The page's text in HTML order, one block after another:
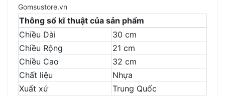
Gomsustore.vn
Thông số kĩ thuật của sản phẩm
Chiều Dài
30 cm
Chiều Rộng
21 cm
Chiều Cao
32 cm
Chất liệu
Nhựa
Xuất xứ
Trung Quốc